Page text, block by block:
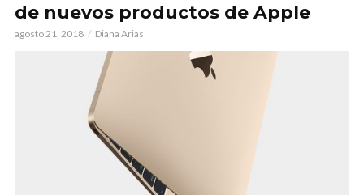
de nuevos productos de Apple
agosto 21, 2018 Diana Arias